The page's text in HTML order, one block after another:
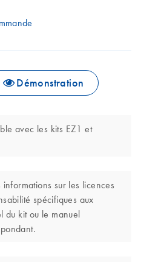
Tubes),
Démonstration
avec les kits EZ1 et
sur les licences
spécifiques aux
du kit ou le manuel